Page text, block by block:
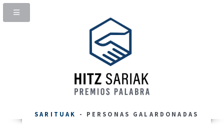
SARITUAK - PERSONAS GALARDONADAS